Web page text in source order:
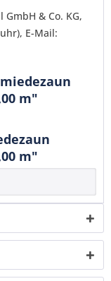
GmbH & Co. KG,
E-Mail:
m"
m"